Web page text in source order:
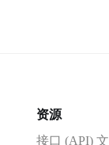
资源
接口 (API) 文